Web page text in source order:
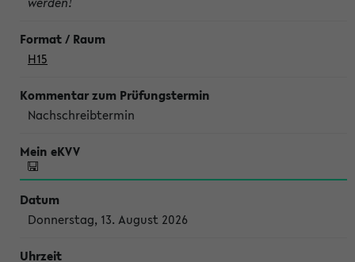
H15
Nachschreibtermin
Donnerstag, 13. August 2026